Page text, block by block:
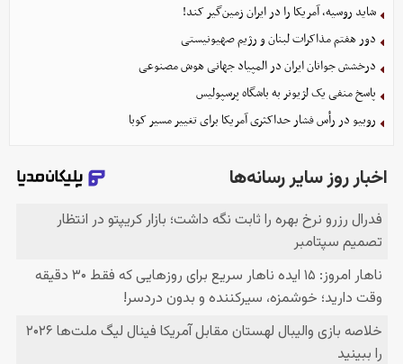
شاید روسیه، آمریکا را در ایران زمین‌گیر کند!
دور هفتم مذاکرات لبنان و رژیم صهیونیستی
درخشش جوانان ایران در المپیاد جهانی هوش مصنوعی
پاسخ منفی یک لژیونر به باشگاه پرسپولیس
روبیو در رأس فشار حداکثری آمریکا برای تغییر مسیر کوبا